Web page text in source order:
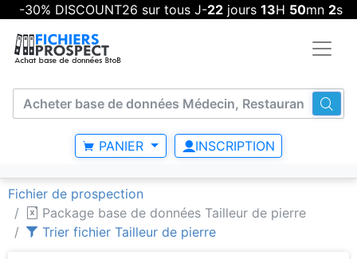
-30% DISCOUNT26 sur tous J-22 jours13H 50mn 1s
PANIER INSCRIPTION
Fichier de prospection
Package base de données Tailleur de pierre
Trier fichier Tailleur de pierre